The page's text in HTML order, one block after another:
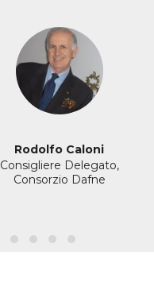
Rodolfo Caloni
Consigliere Delegato,
Consorzio Dafne